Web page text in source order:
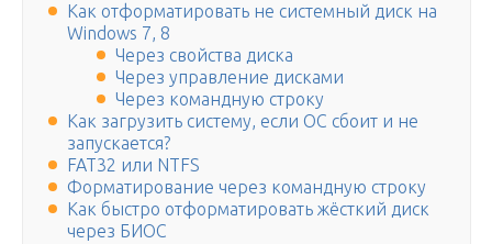
Как отформатировать не системный диск на
Windows 7, 8
Через свойства диска
Через управление дисками
Через командную строку
Как загрузить систему, если ОС сбоит и не
запускается?
FAT32 или NTFS
Форматирование через командную строку
Как быстро отформатировать жёсткий диск
через БИОС